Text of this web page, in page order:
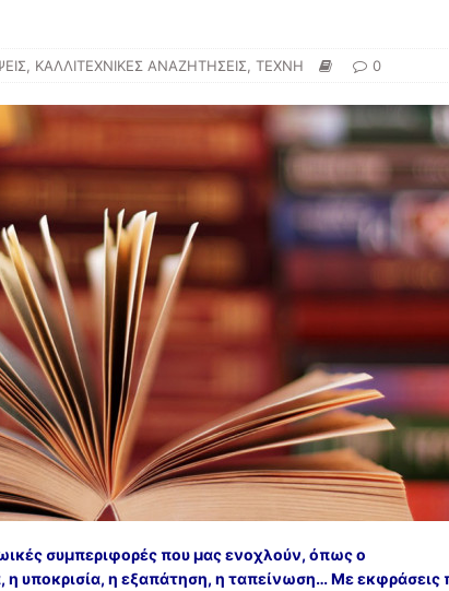
ΚΑΛΛΙΤΕΧΝΙΚΕΣ ΑΝΑΖΗΤΗΣΕΙΣ ΤΕΧΝΗ 0
συμπεριφορές που μας ενοχλούν, όπως ο
η υποκρισία, η εξαπάτηση, η ταπείνωση… Με εκφράσεις